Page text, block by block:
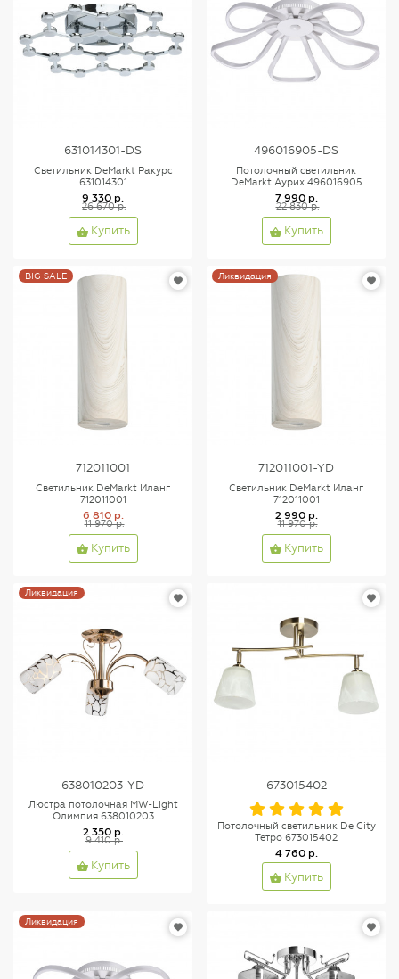
631014301-DS
Светильник DeMarkt Ракурс
631014301
9 330 р.
26 670 р.
Купить
496016905-DS
Потолочный светильник
DeMarkt Аурих 496016905
7 990 р.
22 830 р.
Купить
BIG SALE
712011001
Светильник DeMarkt Иланг
712011001
6 810 р.
11 970 р.
Купить
Ликвидация
712011001-YD
Светильник DeMarkt Иланг
712011001
2 990 р.
11 970 р.
Купить
Ликвидация
638010203-YD
Люстра потолочная MW-Light
Олимпия 638010203
2 350 р.
9 410 р.
Купить
673015402
Потолочный светильник De City
Тетро 673015402
4 760 р.
Купить
Ликвидация